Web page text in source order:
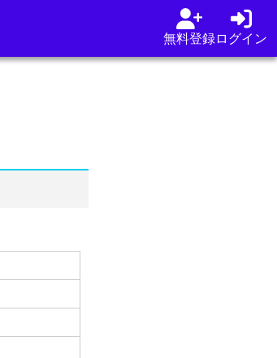
無料登録ログイン